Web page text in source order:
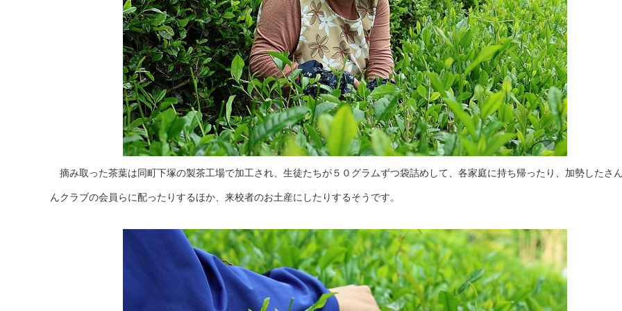
摘み取った茶葉は同町下塚の製茶工場で加工され、生徒たちが５０グラムずつ袋詰めして、各家庭に持ち帰ったり、加勢したさ
んクラブの会員らに配ったりするほか、来校者のお土産にしたりするそうです。